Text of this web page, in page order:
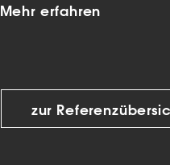
Mehr erfahren
zur